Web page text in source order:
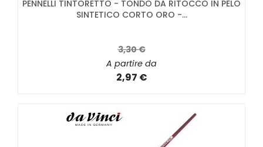
PENNELLI TINTORETTO - TONDO DA RITOCCO IN PELO
SINTETICO CORTO ORO -...
3,30 €
A partire da
2,97 €